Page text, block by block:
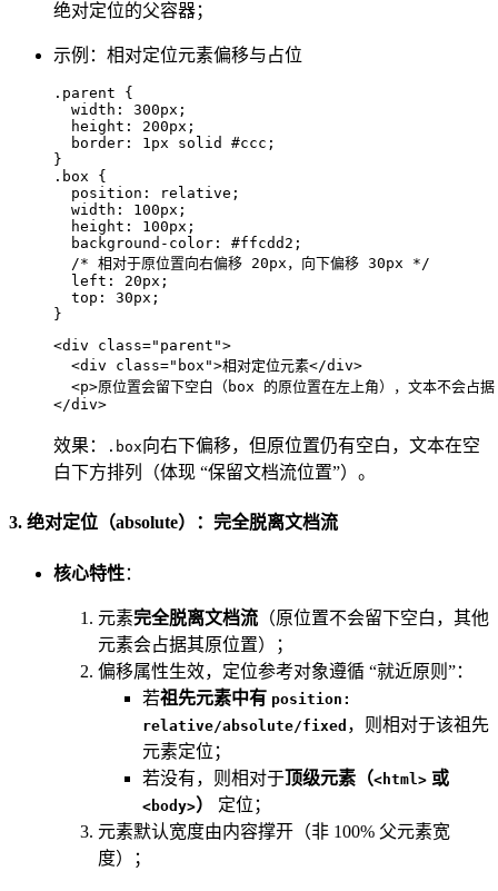
绝对定位的父容器；
示例：相对定位元素偏移与占位
.parent {
width : 300px ;
height : 200px ;
border : 1px solid #ccc ;
.box {
position : relative;
width : 100px ;
height : 100px ;
background-color : #ffcdd2 ;
/* 相对于原位置向右偏移 20px，向下偏移 30px */
left : 20px ;
top : 30px ;
}
<div class="parent">
<div class="box">相对定位元素</div>
<p>原位置会留下空白（box 的原位置在左上角），文本不会占
</div>
效果： .box向右下偏移，但原位置仍有空白，文本在空
白下方排列（体现 “保留文档流位置”）。
3. 绝对定位（absolute）：完全脱离文档流
核心特性：
元素完全脱离文档流 （原位置不会留下空白，其他
元素会占据其原位置）；
偏移属性生效，定位参考对象遵循 “就近原则”：
若祖先元素中有 position:
relative/absolute/fixed ，则相对于该祖先
元素定位；
若没有，则相对于顶级元素（<html> 或
<body>）
定位；
元素默认宽度由内容撑开（非 100% 父元素宽
度）；